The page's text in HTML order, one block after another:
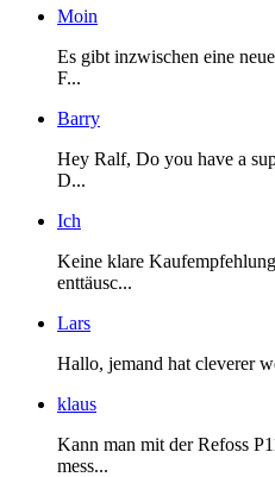
Moin
Es gibt inzwischen eine
F...
Barry
Hey Ralf, Do you have a
D...
Ich
Keine klare
enttäusc...
Lars
Hallo, jemand hat cleverer
klaus
Kann man mit der Refoss
mess...